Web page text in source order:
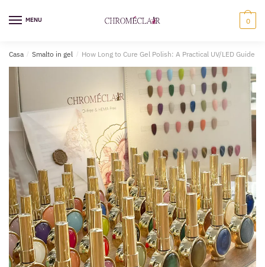
alla
MENU 0
Casa / Smalto in gel / How Long to Cure Gel Polish: A Practical UV/LED Guide